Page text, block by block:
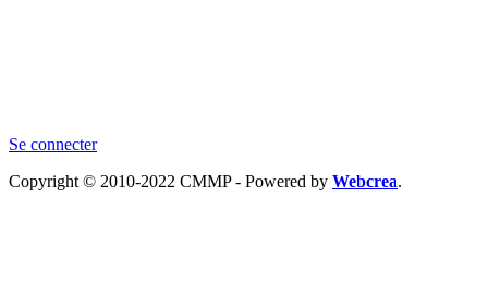
Se connecter
Copyright © 2010-2022 CMMP - Powered by Webcrea.